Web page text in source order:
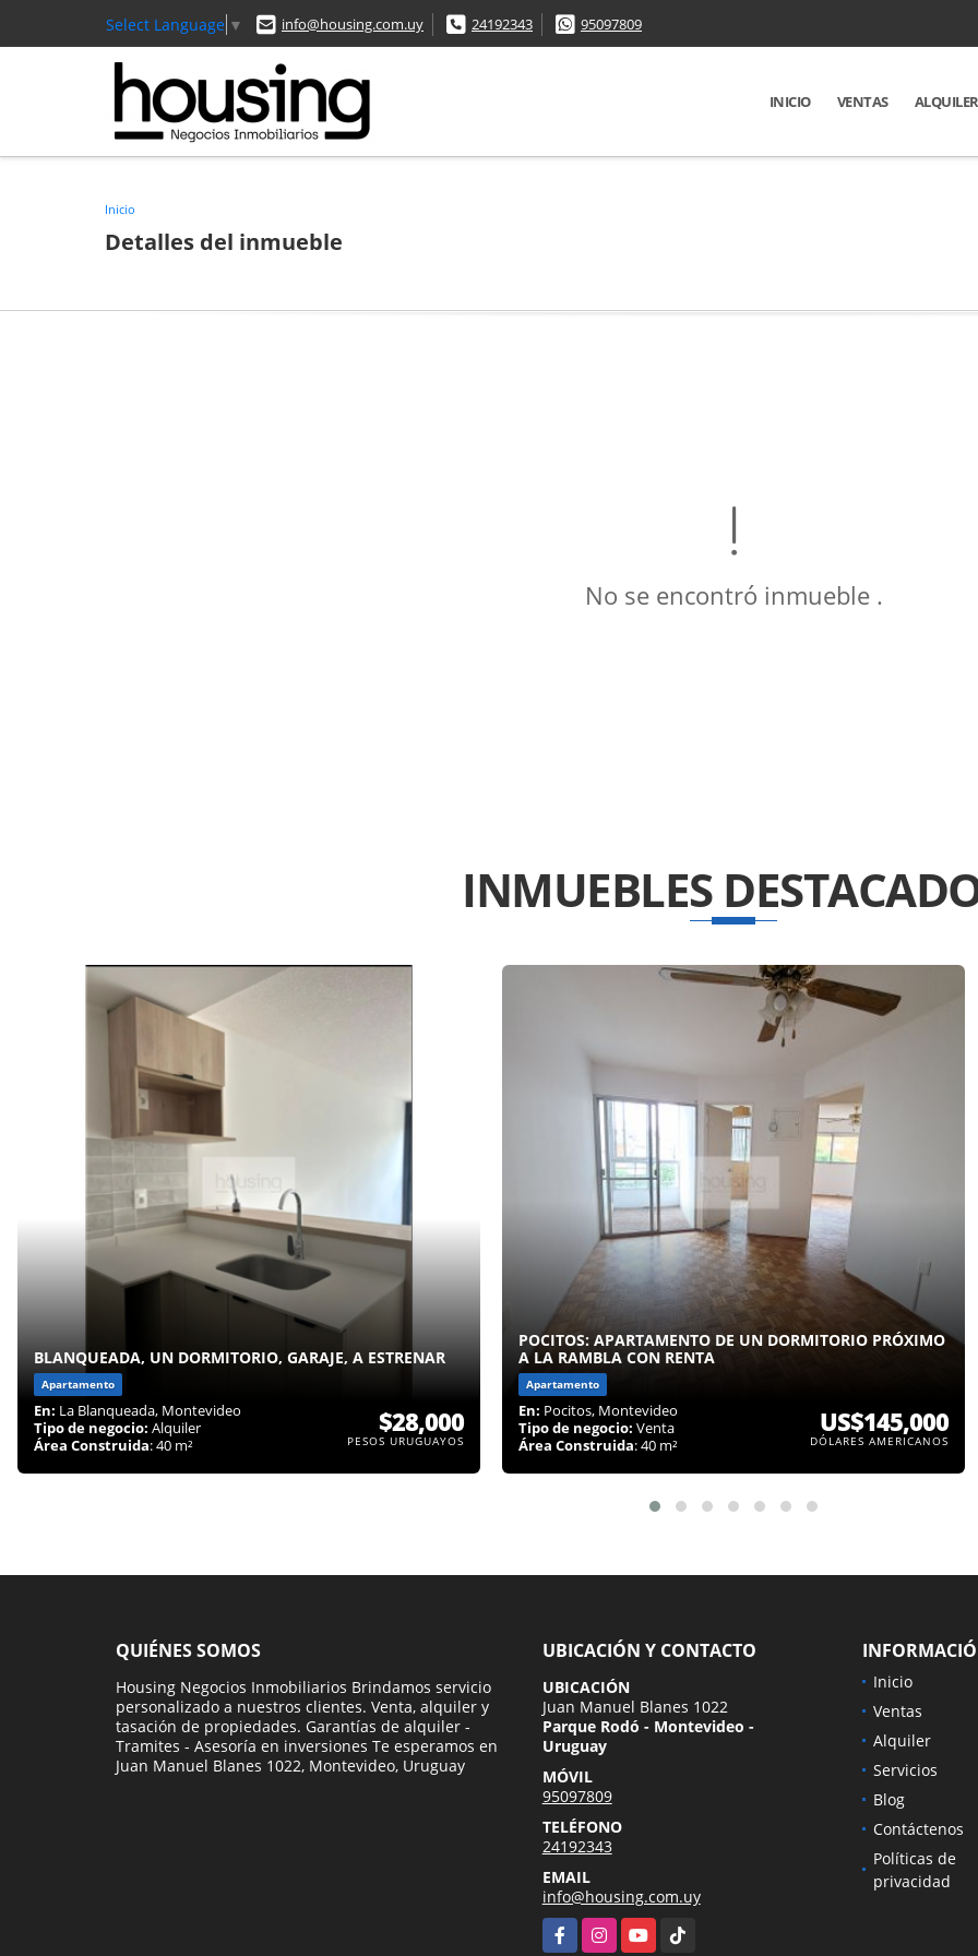
Select Language ▼ info@housing.com.uy 24192343 95097809
INICIO VENTAS ALQUILER
Inicio
Detalles del inmueble
No se encontró inmueble .
INMUEBLES
BLANQUEADA, UN DORMITORIO, GARAJE, A ESTRENAR
Apartamento
En: La Blanqueada, Montevideo
Tipo de negocio: Alquiler
Área Construida: 40 m²
$28,000
PESOS URUGUAYOS
POCITOS: APARTAMENTO DE UN DORMITORIO PRÓXIMO
A LA RAMBLA CON RENTA
Apartamento
En: Pocitos, Montevideo
Tipo de negocio: Venta
Área Construida: 40 m²
US$145,000
DÓLARES AMERICANOS
QUIÉNES SOMOS
Housing Negocios Inmobiliarios Brindamos servicio
personalizado a nuestros clientes. Venta, alquiler y
tasación de propiedades. Garantías de alquiler -
Tramites - Asesoría en inversiones Te esperamos en
Juan Manuel Blanes 1022, Montevideo, Uruguay
UBICACIÓN Y CONTACTO
UBICACIÓN
Juan Manuel Blanes 1022
Parque Rodó - Montevideo -
Uruguay
MÓVIL
95097809
TELÉFONO
24192343
EMAIL
info@housing.com.uy
FacebookInstagramYouTubeTikTok
Inicio
Ventas
Alquiler
Servicios
Blog
Contáctenos
Políticas de
privacidad